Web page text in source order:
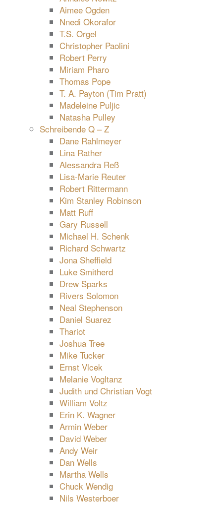
Aimee Ogden
Nnedi Okorafor
T.S. Orgel
Christopher Paolini
Robert Perry
Miriam Pharo
Thomas Pope
T. A. Payton (Tim Pratt)
Madeleine Puljic
Natasha Pulley
Schreibende Q – Z
Dane Rahlmeyer
Lina Rather
Alessandra Reß
Lisa-Marie Reuter
Robert Rittermann
Kim Stanley Robinson
Matt Ruff
Gary Russell
Michael H. Schenk
Richard Schwartz
Jona Sheffield
Luke Smitherd
Drew Sparks
Rivers Solomon
Neal Stephenson
Daniel Suarez
Thariot
Joshua Tree
Mike Tucker
Ernst Vlcek
Melanie Vogltanz
Judith und Christian Vogt
William Voltz
Erin K. Wagner
Armin Weber
David Weber
Andy Weir
Dan Wells
Martha Wells
Chuck Wendig
Nils Westerboer